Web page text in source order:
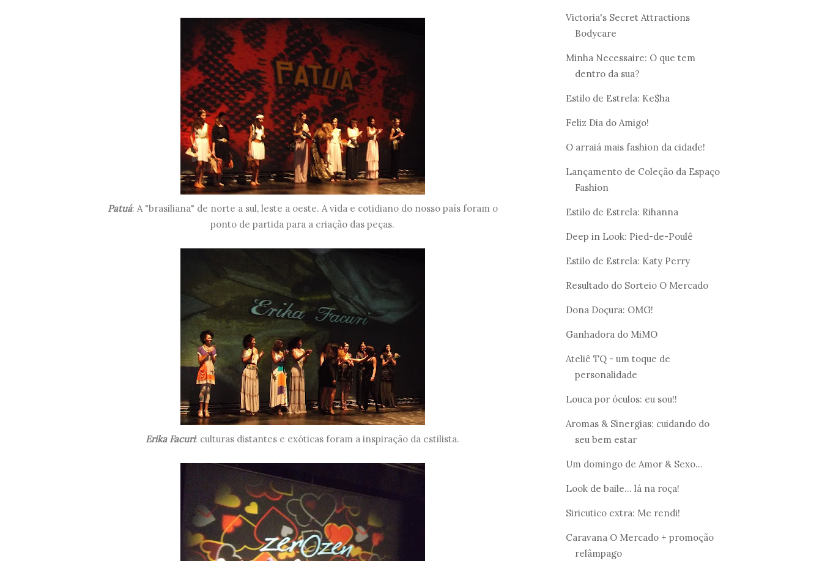
Patuá: A "brasiliana" de norte a sul, leste a oeste. A vida e cotidiano do nosso país foram o
ponto de partida para a criação das peças.
Erika Facuri: culturas distantes e exóticas foram a inspiração da estilista.
Victoria's Secret Attractions
Bodycare
Minha Necessaire: O que tem
dentro da sua?
Estilo de Estrela: Ke$ha
Feliz Dia do Amigo!
O arraiá mais fashion da cidade!
Lançamento de Coleção da Espaço
Fashion
Estilo de Estrela: Rihanna
Deep in Look: Pied-de-Poulê
Estilo de Estrela: Katy Perry
Resultado do Sorteio O Mercado
Dona Doçura: OMG!
Ganhadora do MiMO
Ateliê TQ - um toque de
personalidade
Louca por óculos: eu sou!!
Aromas & Sinergias: cuidando do
seu bem estar
Um domingo de Amor & Sexo...
Look de baile... lá na roça!
Siricutico extra: Me rendi!
Caravana O Mercado + promoção
relâmpago